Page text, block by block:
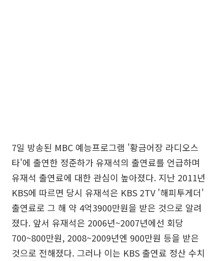
7일 방송된 MBC 예능프로그램 '황금어장 라디오스
타'에 출연한 정준하가 유재석의 출연료를 언급하며
유재석 출연료에 대한 관심이 높아졌다. 지난 2011년
KBS에 따르면 당시 유재석은 KBS 2TV '해피투게더'
출연료로 그 해 약 4억3900만원을 받은 것으로 알려
졌다. 앞서 유재석은 2006년~2007년에선 회당
700~800만원, 2008~2009년엔 900만원 등을 받은
것으로 전해졌다. 그러나 이는 KBS 출연료 정산 수치